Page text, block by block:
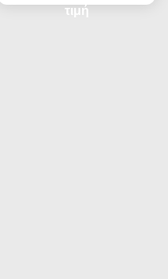
τιμή